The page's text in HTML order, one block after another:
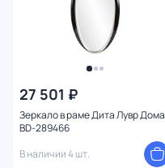
27 501 ₽
Зеркало в раме Дита Лувр Дома
BD-289466
В наличии 4 шт.